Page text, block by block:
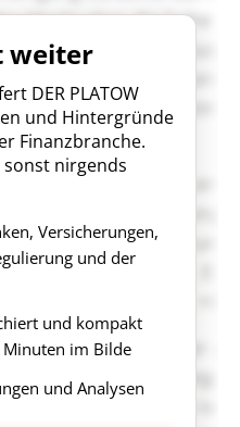
weiter
DER PLATOW
und Hintergründe
Finanzbranche.
nirgends
Versicherungen,
und der
und kompakt
im Bilde
und Analysen